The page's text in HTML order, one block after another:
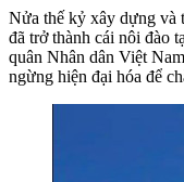
Nửa thế kỷ xây dựng và
đã trở thành cái nôi đào
quân Nhân dân Việt
ngừng hiện đại hóa để